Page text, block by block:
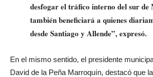
desfogar el tráfico interno del sur de
también beneficiará a quienes
desde Santiago y Allende”, expresó.
En el mismo sentido, el presidente
David de la Peña Marroquín, destacó que